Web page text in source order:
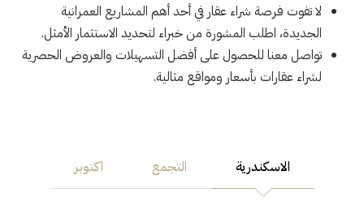
لا تفوت فرصة شراء عقار في أحد أهم المشاريع العمرانية
الجديدة، اطلب المشورة من خبراء لتحديد الاستثمار الأمثل.
تواصل معنا للحصول على أفضل التسهيلات والعروض الحصرية
لشراء عقارات بأسعار ومواقع مثالية.
الاسكندرية التجمع اكتوبر